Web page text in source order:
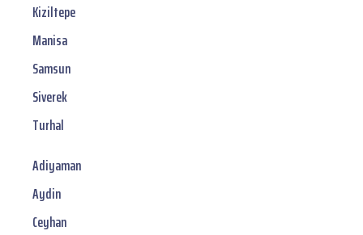
Kiziltepe
Manisa
Samsun
Siverek
Turhal
Adiyaman
Aydin
Ceyhan